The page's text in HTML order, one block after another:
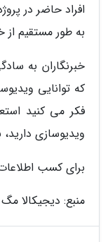
افراد حاضر در
به طور مستقیم
خبرنگاران به
که توانایی
فکر می کنید
ویدیوسازی
برای کسب
منبع: دیجیکالا مگ